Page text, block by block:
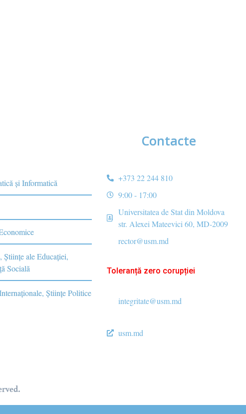
şi Informatică
Ştiinţe ale Educaţiei,
Socială
Ştiinţe Politice
Contacte
+373 22 244 810
9:00 - 17:00
Universitatea de Stat din Moldova
str. Alexei Mateevici 60, MD-2009
rector@usm.md
Toleranță zero corupției
integritate@usm.md
usm.md